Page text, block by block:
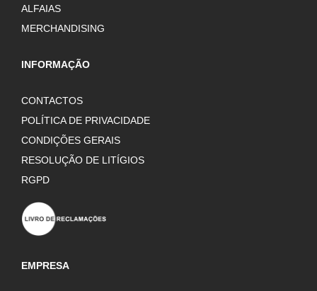
ALFAIAS
MERCHANDISING
INFORMAÇÃO
CONTACTOS
POLÍTICA DE PRIVACIDADE
CONDIÇÕES GERAIS
RESOLUÇÃO DE LITÍGIOS
RGPD
EMPRESA